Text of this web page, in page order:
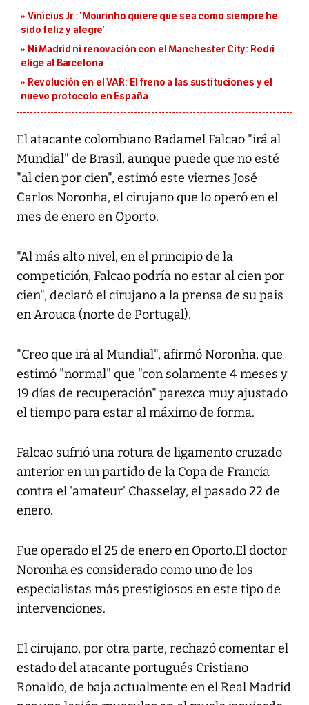
Vinícius Jr.: ‘Mourinho quiere que sea como siempre he
sido feliz y alegre’
Ni Madrid ni renovación con el Manchester City: Rodri
elige al Barcelona
Revolución en el VAR: El freno a las sustituciones y el
nuevo protocolo en España
El atacante colombiano Radamel Falcao "irá al
Mundial" de Brasil, aunque puede que no esté
"al cien por cien", estimó este viernes José
Carlos Noronha, el cirujano que lo operó en el
mes de enero en Oporto.
"Al más alto nivel, en el principio de la
competición, Falcao podría no estar al cien por
cien", declaró el cirujano a la prensa de su país
en Arouca (norte de Portugal).
"Creo que irá al Mundial", afirmó Noronha, que
estimó "normal" que "con solamente 4 meses y
19 días de recuperación" parezca muy ajustado
el tiempo para estar al máximo de forma.
Falcao sufrió una rotura de ligamento cruzado
anterior en un partido de la Copa de Francia
contra el 'amateur' Chasselay, el pasado 22 de
enero.
Fue operado el 25 de enero en Oporto.El doctor
Noronha es considerado como uno de los
especialistas más prestigiosos en este tipo de
intervenciones.
El cirujano, por otra parte, rechazó comentar el
estado del atacante portugués Cristiano
Ronaldo, de baja actualmente en el Real Madrid